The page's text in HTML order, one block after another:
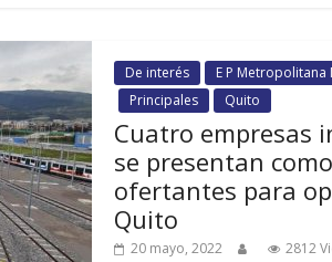
De interés E P
Principales
Quito
Cuatro empresas
se presentan
ofertantes para
Quito
20 mayo, 2022 2812